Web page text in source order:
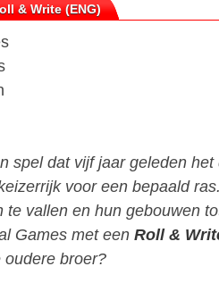
& Write (ENG)
spel dat vijf jaar geleden
voor een bepaald
te vallen en hun gebouwen
Games met een Roll &
broer?